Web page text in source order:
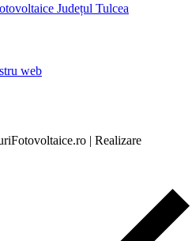
Județul Tulcea
web
| Realizare